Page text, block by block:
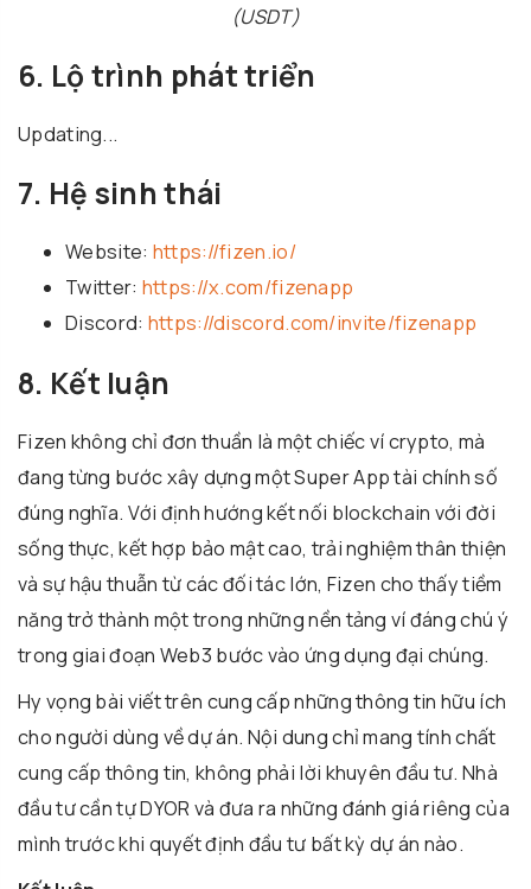
(USDT)
6. Lộ trình phát triển
Updating...
7. Hệ sinh thái
Website: https://fizen.io/
Twitter: https://x.com/fizenapp
Discord: https://discord.com/invite/fizenapp
8. Kết luận
Fizen không chỉ đơn thuần là một chiếc ví crypto, mà
đang từng bước xây dựng một Super App tài chính số
đúng nghĩa. Với định hướng kết nối blockchain với đời
sống thực, kết hợp bảo mật cao, trải nghiệm thân thiện
và sự hậu thuẫn từ các đối tác lớn, Fizen cho thấy tiềm
năng trở thành một trong những nền tảng ví đáng chú ý
trong giai đoạn Web3 bước vào ứng dụng đại chúng.
Hy vọng bài viết trên cung cấp những thông tin hữu ích
cho người dùng về dự án. Nội dung chỉ mang tính chất
cung cấp thông tin, không phải lời khuyên đầu tư. Nhà
đầu tư cần tự DYOR và đưa ra những đánh giá riêng của
mình trước khi quyết định đầu tư bất kỳ dự án nào.